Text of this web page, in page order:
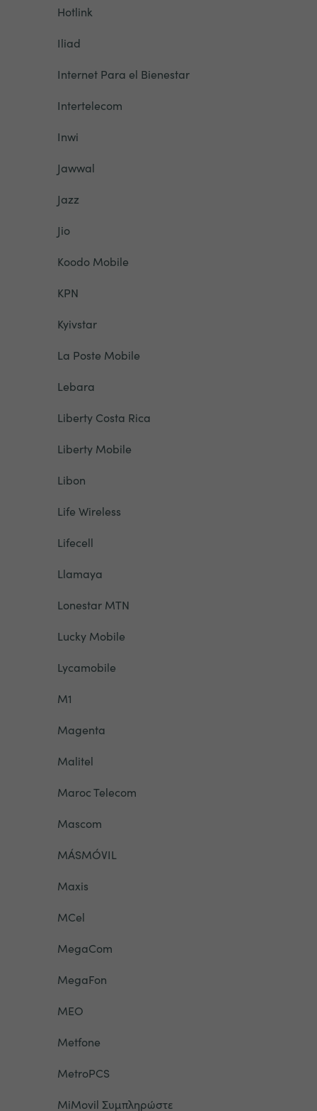
Hotlink
Iliad
Internet Para el Bienestar
Intertelecom
Inwi
Jawwal
Jazz
Jio
Koodo Mobile
KPN
Kyivstar
La Poste Mobile
Lebara
Liberty Costa Rica
Liberty Mobile
Libon
Life Wireless
Lifecell
Llamaya
Lonestar MTN
Lucky Mobile
Lycamobile
M1
Magenta
Malitel
Maroc Telecom
Mascom
MÁSMÓVIL
Maxis
MCel
MegaCom
MegaFon
MEO
Metfone
MetroPCS
MiMovil Συμπληρώστε